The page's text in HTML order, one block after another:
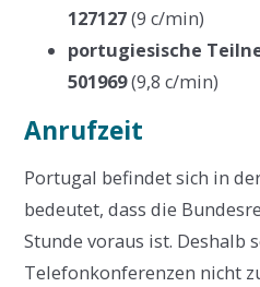
127127(9 c/min)
portugiesische
501969(9,8 c/min)
Anrufzeit
Portugal befindet sich in
bedeutet, dass die
Stunde voraus ist. Deshalb
Telefonkonferenzen nicht